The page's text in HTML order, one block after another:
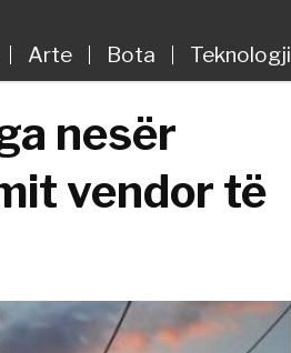
Arte Bota Teknologji
nesër
vendor të